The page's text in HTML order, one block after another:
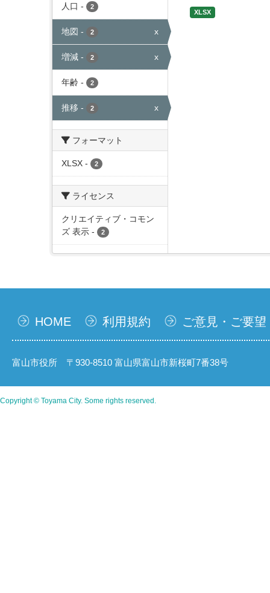
人口 - 2
地図 - 2 x
増減 - 2 x
年齢 - 2
推移 - 2 x
フォーマット
XLSX - 2
ライセンス
クリエイティブ・コモン
ズ 表示 - 2
XLSX
HOME 利用規約 ご意見・ご要望
富山市役所 〒930-8510 富山県富山市新桜町7番38号
Copyright © Toyama City. Some rights reserved.